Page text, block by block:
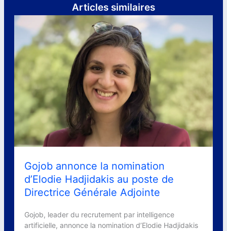
Articles similaires
Gojob annonce la nomination
d’Elodie Hadjidakis au poste de
Directrice Générale Adjointe
Gojob, leader du recrutement par intelligence
artificielle, annonce la nomination d’Elodie Hadjidakis